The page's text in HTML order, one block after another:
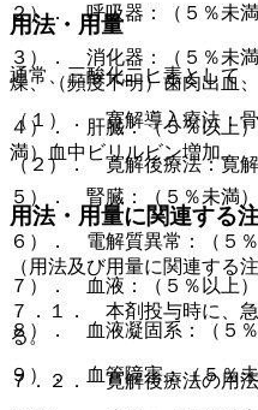
２）． 呼吸器：（５％未満
３）． 消化器：（５％未
燥、（頻度不明）歯肉出血
４）． 肝臓：（５％以上
満）血中ビリルビン増加。
５）． 腎臓：（５％未満
６）． 電解質異常：（５
７）． 血液：（５％以上
８）． 血液凝固系：（５％
９）． 血管障害：（５％
用法・用量
通常、三酸化二ヒ素として
（１）． 寛解導入療法：
（２）． 寛解後療法：寛解
用法・用量に関連する
（用法及び用量に関連する注
７．１． 本剤投与時に、
る。
７．２． 寛解後療法の用